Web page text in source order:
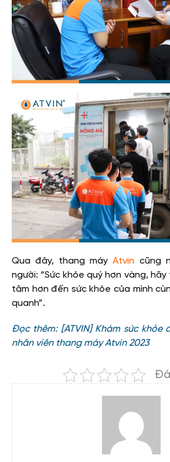
Qua đây, thang máyAtvin cũng
người: “Sức khỏe quý hơn vàng,
tâm hơn đến sức khỏe của mình
quanh”.
Đọc thêm: [ATVIN] Khám sức khỏe
nhân viên thang máy Atvin 2023